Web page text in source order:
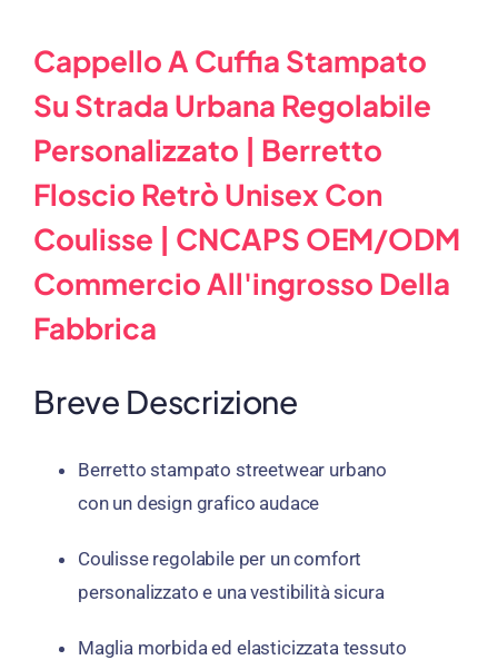
Cappello A Cuffia Stampato
Su Strada Urbana Regolabile
Personalizzato | Berretto
Floscio Retrò Unisex Con
Coulisse | CNCAPS OEM/ODM
Commercio All'ingrosso Della
Fabbrica
Breve Descrizione
Berretto stampato streetwear urbano
con un design grafico audace
Coulisse regolabileper un comfort
personalizzato e una vestibilità sicura
Maglia morbida ed elasticizzatatessuto